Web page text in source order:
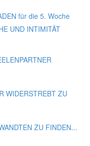
für die 5. Woche
UND INTIMITÄT
WIDERSTREBT ZU
ZU FINDEN...